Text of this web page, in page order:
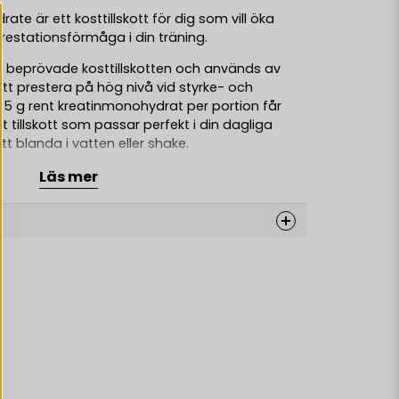
är ett kosttillskott för dig som vill öka
i din träning.
beprövade kosttillskotten och används av
prestera på hög nivå vid styrke- och
5 g rent kreatinmonohydrat per portion får
tillskott som passar perfekt i din dagliga
blanda i vatten eller shake.
Creatine:
per portion
dosering
Läs mer